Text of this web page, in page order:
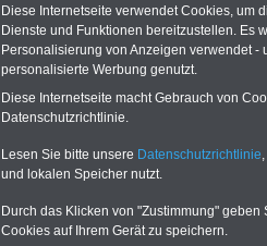
Neu aufgelegt im Juli 2025:
Diese Internetseite verwendet Cookies, um
Dienste und Funktionen bereitzustellen. Es
Personalisierung von Anzeigen verwendet
personalisierte Werbung genutzt.
Diese Internetseite macht Gebrauch von
Datenschutzrichtlinie.
Lesen Sie bitte unsere Datenschutzrichtlinie
und lokalen Speicher nutzt.
Durch das Klicken von "Zustimmung"
Cookies auf Ihrem Gerät zu speichern.